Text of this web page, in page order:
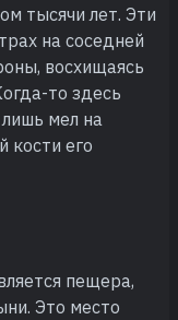
тысячи лет. Эти
на соседней
восхищаясь
то здесь
мел на
кости его
пещера,
Это место